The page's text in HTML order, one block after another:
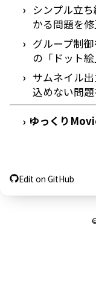
シンプル立
かる問題を
グループ制
の「ドット
サムネイル
込めない問
› ゆっくり
Edit on GitHub